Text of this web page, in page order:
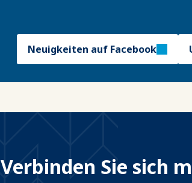
Neuigkeiten auf Facebook
Verbinden Sie sich